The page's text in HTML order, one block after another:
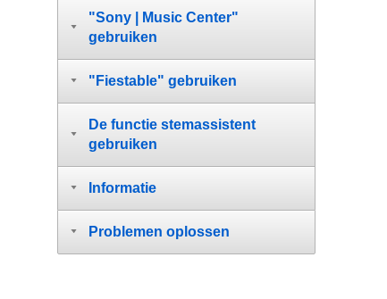
"Sony | Music Center"
gebruiken
"Fiestable" gebruiken
De functie stemassistent
gebruiken
Informatie
Problemen oplossen